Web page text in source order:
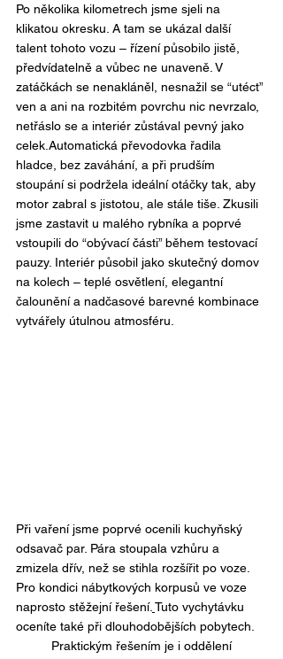
Po několika kilometrech jsme sjeli na
klikatou okresku. A tam se ukázal další
talent tohoto vozu – řízení působilo jistě,
předvídatelně a vůbec ne unaveně. V
zatáčkách se nenakláněl, nesnažil se “utéct”
ven a ani na rozbitém povrchu nic nevrzalo,
netřáslo se a interiér zůstával pevný jako
celek.Automatická převodovka řadila
hladce, bez zaváhání, a při prudším
stoupání si podržela ideální otáčky tak, aby
motor zabral s jistotou, ale stále tiše. Zkusili
jsme zastavit u malého rybníka a poprvé
vstoupili do “obývací části” během testovací
pauzy. Interiér působil jako skutečný domov
na kolech – teplé osvětlení, elegantní
čalounění a nadčasové barevné kombinace
vytvářely útulnou atmosféru.
Při vaření jsme poprvé ocenili kuchyňský
odsavač par. Pára stoupala vzhůru a
zmizela dřív, než se stihla rozšířit po voze.
Pro kondici nábytkových korpusů ve voze
naprosto stěžejní řešení. Tuto vychytávku
oceníte také při dlouhodobějších pobytech.